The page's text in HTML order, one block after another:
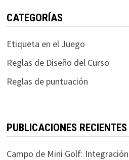
CATEGORÍAS
Etiqueta en el Juego
Reglas de Diseño del Curso
Reglas de puntuación
PUBLICACIONES RECIENTES
Campo de Mini Golf: